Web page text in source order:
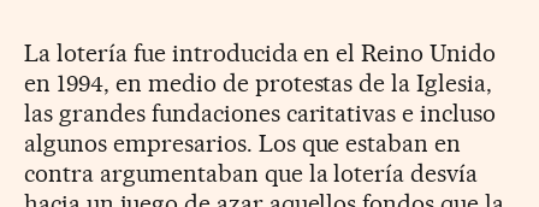
La lotería fue introducida en el Reino Unido
en 1994, en medio de protestas de la Iglesia,
las grandes fundaciones caritativas e incluso
algunos empresarios. Los que estaban en
contra argumentaban que la lotería desvía